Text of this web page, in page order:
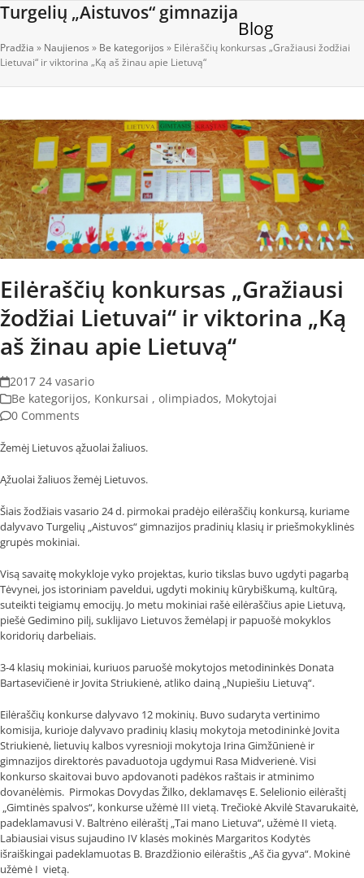
Skip
content
Turgelių „Aistuvos“ gimnazija
Open
mobile
menu
Close
mobile
menu
Blog
Pradžia » Naujienos » Be kategorijos » Eilėraščių konkursas „Gražiausi žodžiai
Lietuvai“ ir viktorina „Ką aš žinau apie Lietuvą“
Eilėraščių konkursas „Gražiausi
žodžiai Lietuvai“ ir viktorina „Ką
aš žinau apie Lietuvą“
2017 24 vasario
Be kategorijos, Konkursai , olimpiados, Mokytojai
0 Comments
Žemėj Lietuvos ąžuolai žaliuos.
Ąžuolai žaliuos žemėj Lietuvos.
Šiais žodžiais vasario 24 d. pirmokai pradėjo eilėraščių konkursą, kuriame
dalyvavo Turgelių „Aistuvos“ gimnazijos pradinių klasių ir priešmokyklinės
grupės mokiniai.
Visą savaitę mokykloje vyko projektas, kurio tikslas buvo ugdyti pagarbą
Tėvynei, jos istoriniam paveldui, ugdyti mokinių kūrybiškumą, kultūrą,
suteikti teigiamų emocijų. Jo metu mokiniai rašė eilėraščius apie Lietuvą,
piešė Gedimino pilį, suklijavo Lietuvos žemėlapį ir papuošė mokyklos
koridorių darbeliais.
3-4 klasių mokiniai, kuriuos paruošė mokytojos metodininkės Donata
Bartasevičienė ir Jovita Striukienė, atliko dainą „Nupiešiu Lietuvą“.
Eilėraščių konkurse dalyvavo 12 mokinių. Buvo sudaryta vertinimo
komisija, kurioje dalyvavo pradinių klasių mokytoja metodininkė Jovita
Striukienė, lietuvių kalbos vyresnioji mokytoja Irina Gimžūnienė ir
gimnazijos direktorės pavaduotoja ugdymui Rasa Midverienė. Visi
konkurso skaitovai buvo apdovanoti padėkos raštais ir atminimo
dovanėlėmis. Pirmokas Dovydas Žilko, deklamavęs E. Selelionio eilėraštį
„Gimtinės spalvos“, konkurse užėmė III vietą. Trečiokė Akvilė Stavarukaitė,
padeklamavusi V. Baltrėno eilėraštį „Tai mano Lietuva“, užėmė II vietą.
Labiausiai visus sujaudino IV klasės mokinės Margaritos Kodytės
išraiškingai padeklamuotas B. Brazdžionio eilėraštis „Aš čia gyva“. Mokinė
užėmė I vietą.